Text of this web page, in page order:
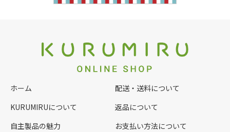
ホーム
KURUMIRUについて
自主製品の魅力
配送・送料について
返品について
お支払い方法について